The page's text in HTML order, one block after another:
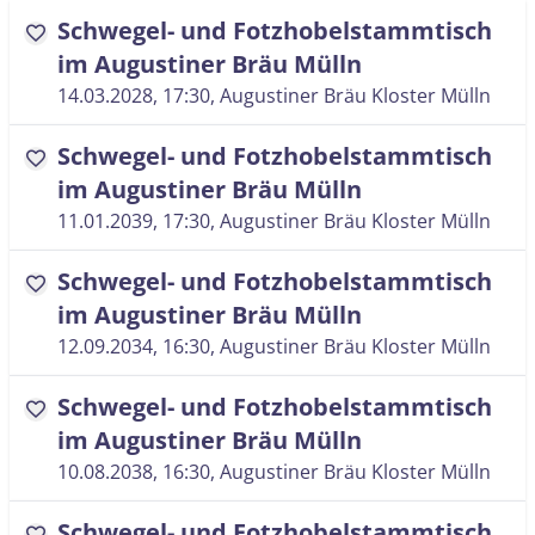
favorite Schwegel- und Fotzhobelstammtisch
im Augustiner Bräu Mülln
14.03.2028, 17:30, Augustiner Bräu Kloster Mülln
favorite Schwegel- und Fotzhobelstammtisch
im Augustiner Bräu Mülln
11.01.2039, 17:30, Augustiner Bräu Kloster Mülln
favorite Schwegel- und Fotzhobelstammtisch
im Augustiner Bräu Mülln
12.09.2034, 16:30, Augustiner Bräu Kloster Mülln
favorite Schwegel- und Fotzhobelstammtisch
im Augustiner Bräu Mülln
10.08.2038, 16:30, Augustiner Bräu Kloster Mülln